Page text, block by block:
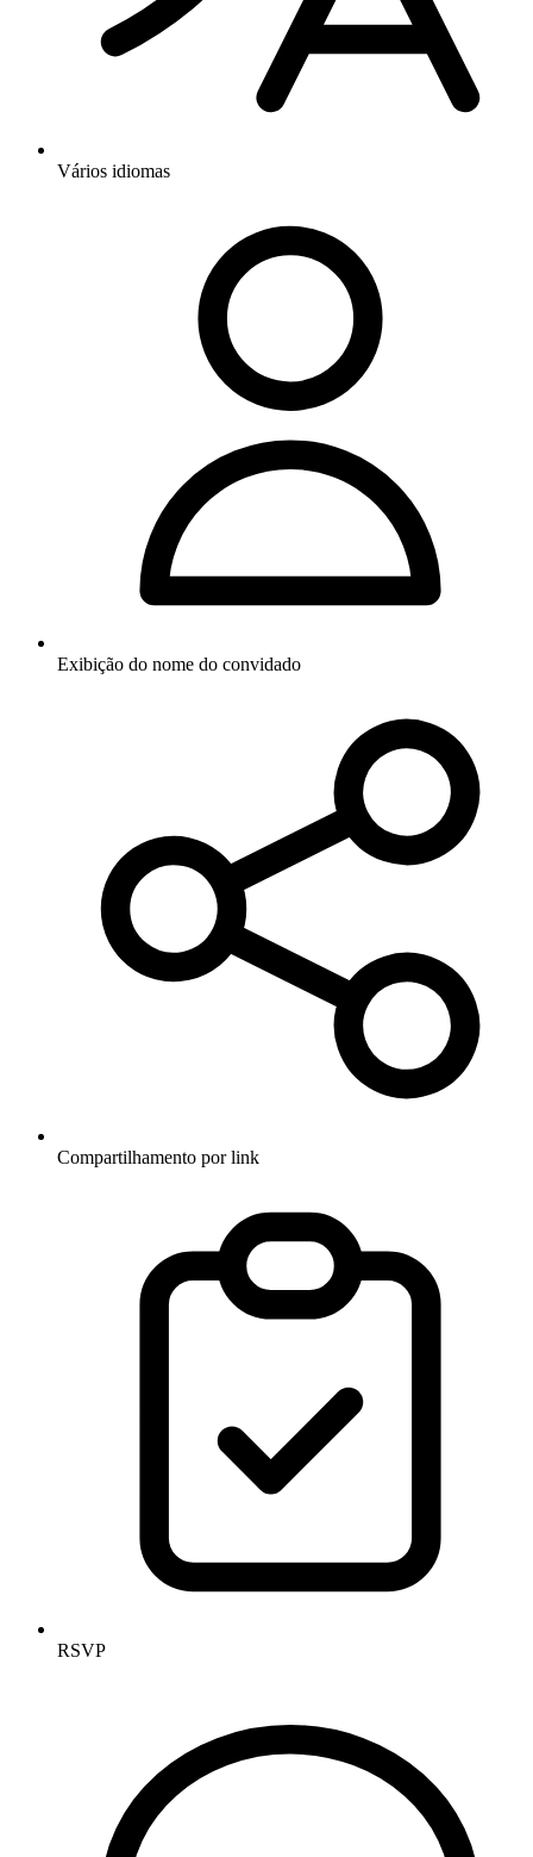
Vários idiomas
Exibição do nome do convidado
Compartilhamento por link
RSVP